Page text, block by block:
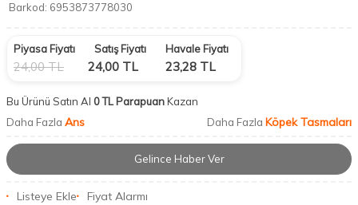
Barkod: 6953873778030
Piyasa Fiyatı
24,00TL
Satış Fiyatı
24,00 TL
Havale Fiyatı
23,28 TL
Bu Ürünü Satın Al 0 TL ParapuanKazan
Daha Fazla Ans Daha Fazla Köpek Tasmaları
Gelince Haber Ver
Listeye Ekle Fiyat Alarmı